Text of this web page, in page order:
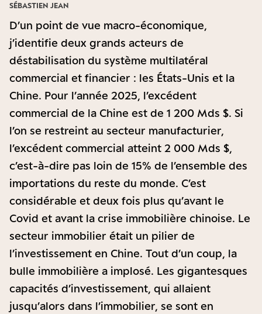
D’un point de vue macro-économique,
j’identifie deux grands acteurs de
déstabilisation du système multilatéral
commercial et financier : les États-Unis et la
Chine. Pour l’année 2025, l’excédent
commercial de la Chine est de 1 200 Mds $. Si
l’on se restreint au secteur manufacturier,
l’excédent commercial atteint 2 000 Mds $,
c’est-à-dire pas loin de 15% de l’ensemble des
importations du reste du monde. C’est
considérable et deux fois plus qu’avant le
Covid et avant la crise immobilière chinoise. Le
secteur immobilier était un pilier de
l’investissement en Chine. Tout d’un coup, la
bulle immobilière a implosé. Les gigantesques
capacités d’investissement, qui allaient
jusqu’alors dans l’immobilier, se sont en
SÉBASTIEN JEAN